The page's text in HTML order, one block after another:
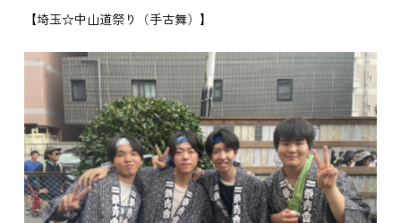
【埼玉☆中山道祭り（手古舞）】